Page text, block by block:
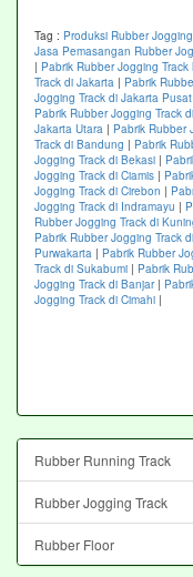
Tag : Produksi Rubber
Jasa Pemasangan Rubber
| Pabrik Rubber Jogging
Track di Jakarta | Pabrik
Jogging Track di Jakarta Pusat
Pabrik Rubber Jogging Track
Jakarta Utara | Pabrik Rubber
Track di Bandung | Pabrik
Jogging Track di Bekasi |
Jogging Track di Ciamis |
Jogging Track di Cirebon |
Jogging Track di Indramayu |
Rubber Jogging Track di
Pabrik Rubber Jogging Track
Purwakarta | Pabrik Rubber
Track di Sukabumi | Pabrik
Jogging Track di Banjar|
Jogging Track di Cimahi |
Rubber Running Track
Rubber Jogging Track
Rubber Floor